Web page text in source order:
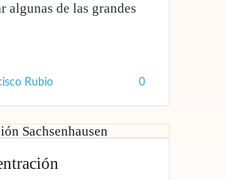
algunas de las grandes
Rubio 0